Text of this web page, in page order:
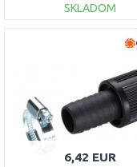
SKLADOM
DO KOŠÍKA
6,42 EUR